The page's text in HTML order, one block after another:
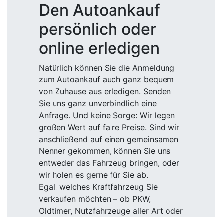
Den Autoankauf
persönlich oder
online erledigen
Natürlich können Sie die Anmeldung
zum Autoankauf auch ganz bequem
von Zuhause aus erledigen. Senden
Sie uns ganz unverbindlich eine
Anfrage. Und keine Sorge: Wir legen
großen Wert auf faire Preise. Sind wir
anschließend auf einen gemeinsamen
Nenner gekommen, können Sie uns
entweder das Fahrzeug bringen, oder
wir holen es gerne für Sie ab.
Egal, welches Kraftfahrzeug Sie
verkaufen möchten – ob PKW,
Oldtimer, Nutzfahrzeuge aller Art oder